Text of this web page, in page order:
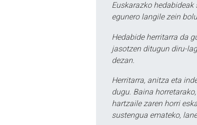
Euskarazko
egunero langile zein
Hedabide herritarra da
jasotzen ditugun diru-
dezan.
Herritarra, anitza eta
dugu. Baina
hartzaile zaren horri
sustengua emateko,